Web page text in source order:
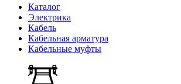
Каталог
Электрика
Кабель
Кабельная арматура
Кабельные муфты